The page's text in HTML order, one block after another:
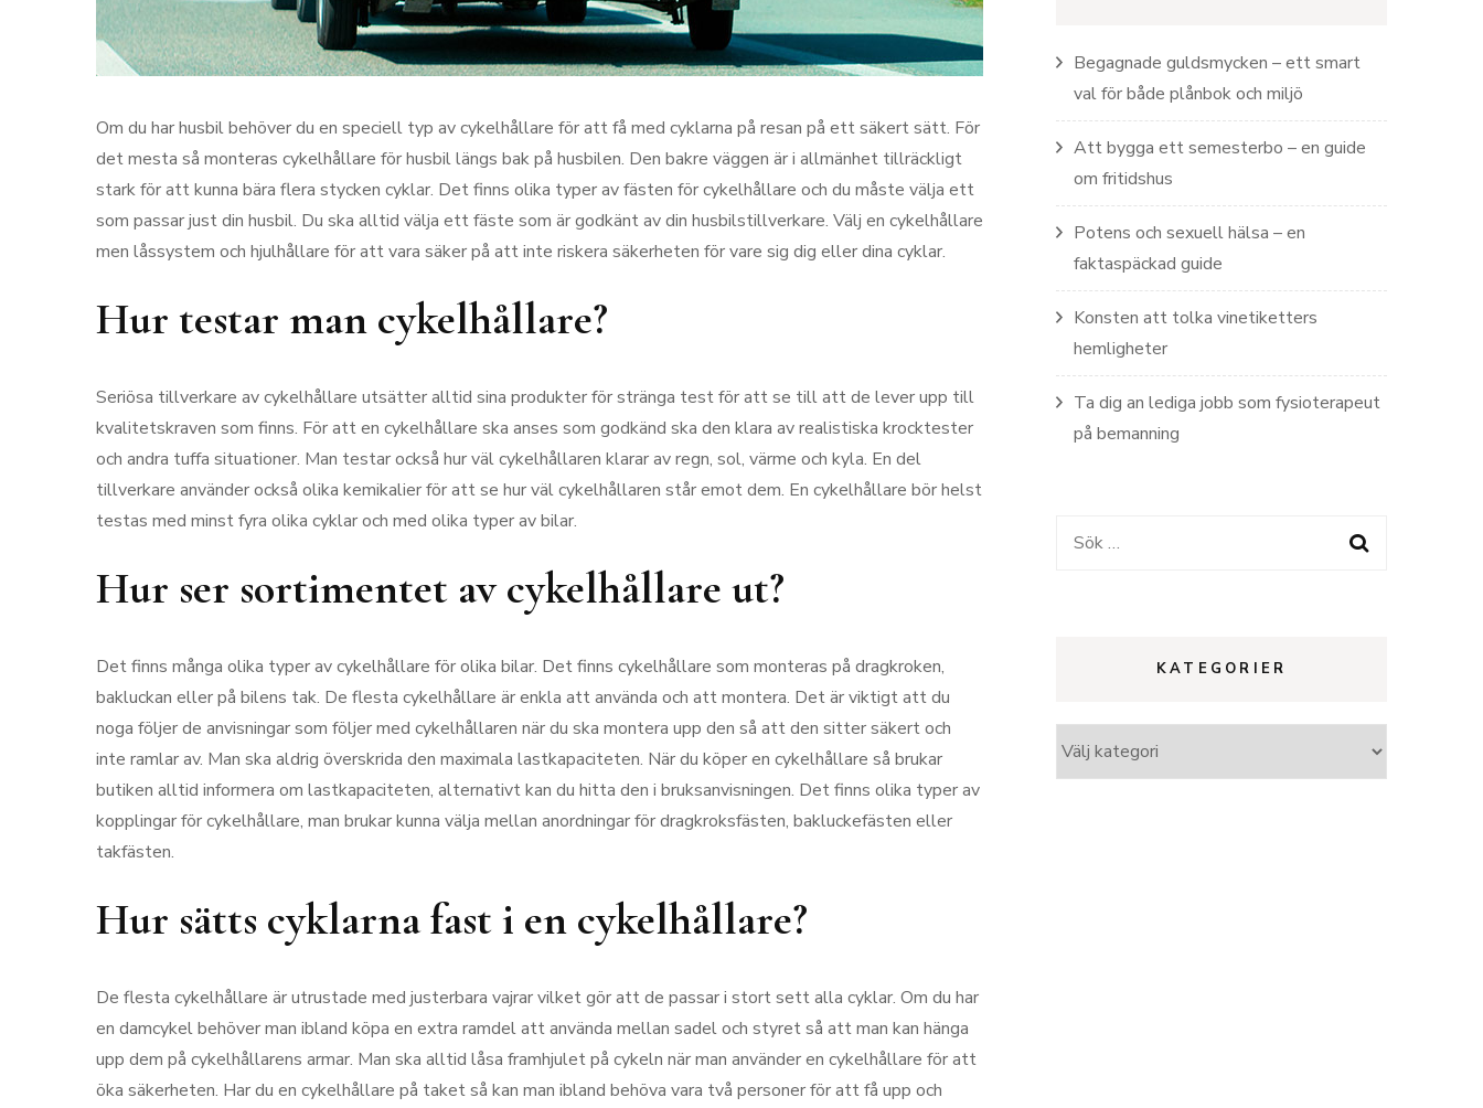
Om du har husbil behöver du en speciell typ av cykelhållare för att få med cyklarna på resan på ett säkert sätt. För
det mesta så monteras cykelhållare för husbil längs bak på husbilen. Den bakre väggen är i allmänhet tillräckligt
stark för att kunna bära flera stycken cyklar. Det finns olika typer av fästen för cykelhållare och du måste välja ett
som passar just din husbil. Du ska alltid välja ett fäste som är godkänt av din husbilstillverkare. Välj en cykelhållare
men låssystem och hjulhållare för att vara säker på att inte riskera säkerheten för vare sig dig eller dina cyklar.
Hur testar man cykelhållare?
Seriösa tillverkare av cykelhållare utsätter alltid sina produkter för stränga test för att se till att de lever upp till
kvalitetskraven som finns. För att en cykelhållare ska anses som godkänd ska den klara av realistiska krocktester
och andra tuffa situationer. Man testar också hur väl cykelhållaren klarar av regn, sol, värme och kyla. En del
tillverkare använder också olika kemikalier för att se hur väl cykelhållaren står emot dem. En cykelhållare bör helst
testas med minst fyra olika cyklar och med olika typer av bilar.
Hur ser sortimentet av cykelhållare ut?
Det finns många olika typer av cykelhållare för olika bilar. Det finns cykelhållare som monteras på dragkroken,
bakluckan eller på bilens tak. De flesta cykelhållare är enkla att använda och att montera. Det är viktigt att du
noga följer de anvisningar som följer med cykelhållaren när du ska montera upp den så att den sitter säkert och
inte ramlar av. Man ska aldrig överskrida den maximala lastkapaciteten. När du köper en cykelhållare så brukar
butiken alltid informera om lastkapaciteten, alternativt kan du hitta den i bruksanvisningen. Det finns olika typer av
kopplingar för cykelhållare, man brukar kunna välja mellan anordningar för dragkroksfästen, bakluckefästen eller
takfästen.
Hur sätts cyklarna fast i en cykelhållare?
De flesta cykelhållare är utrustade med justerbara vajrar vilket gör att de passar i stort sett alla cyklar. Om du har
en damcykel behöver man ibland köpa en extra ramdel att använda mellan sadel och styret så att man kan hänga
upp dem på cykelhållarens armar. Man ska alltid låsa framhjulet på cykeln när man använder en cykelhållare för att
öka säkerheten. Har du en cykelhållare på taket så kan man ibland behöva vara två personer för att få upp och
Begagnade guldsmycken – ett smart
val för både plånbok och miljö
Att bygga ett semesterbo – en guide
om fritidshus
Potens och sexuell hälsa – en
faktaspäckad guide
Konsten att tolka vinetiketters
hemligheter
Ta dig an lediga jobb som fysioterapeut
på bemanning
Sök
KATEGORIER